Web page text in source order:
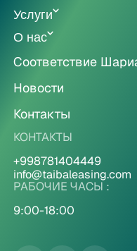
Услуги
О нас
Соответствие
Новости
Контакты
КОНТАКТЫ
+998781404449
info@taibaleasing.com
РАБОЧИЕ ЧАСЫ :
9:00-18:00